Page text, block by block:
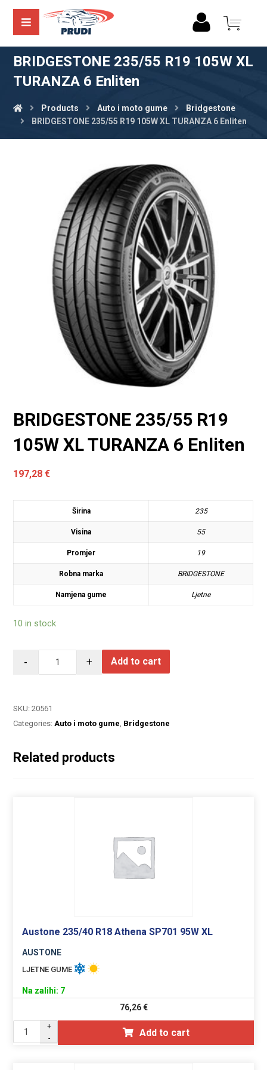
BRIDGESTONE 235/55 R19 105W XL
TURANZA 6 Enliten
Products Auto i moto gume
Bridgestone
BRIDGESTONE 235/55 R19 105W XL TURANZA 6 Enliten
BRIDGESTONE 235/55 R19
105W XL TURANZA 6 Enliten
197,28€
Širina 235
Visina 55
Promjer 19
Robna marka BRIDGESTONE
Namjena gume Ljetne
10 in stock
- + Add to cart
SKU:20561
Categories:Auto i moto gume, Bridgestone
Related products
Austone 235/40 R18 Athena SP701 95W XL
AUSTONE
LJETNE GUME
Na zalihi: 7
76,26€
+
-
Add to cart